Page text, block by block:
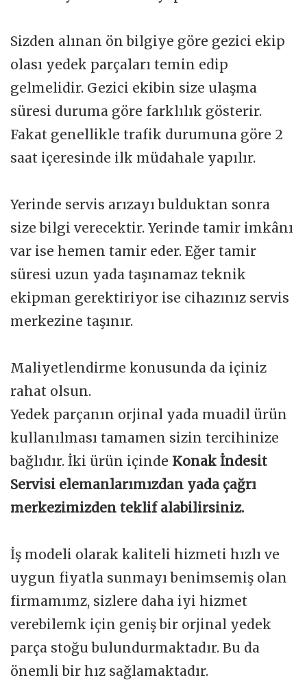
Sizden alınan ön bilgiye göre gezici ekip
olası yedek parçaları temin edip
gelmelidir. Gezici ekibin size ulaşma
süresi duruma göre farklılık gösterir.
Fakat genellikle trafik durumuna göre 2
saat içeresinde ilk müdahale yapılır.
Yerinde servis arızayı bulduktan sonra
size bilgi verecektir. Yerinde tamir imkânı
var ise hemen tamir eder. Eğer tamir
süresi uzun yada taşınamaz teknik
ekipman gerektiriyor ise cihazınız servis
merkezine taşınır.
Maliyetlendirme konusunda da içiniz
rahat olsun.
Yedek parçanın orjinal yada muadil ürün
kullanılması tamamen sizin tercihinize
bağlıdır. İki ürün içinde Konak İndesit
Servisi elemanlarımızdan yada çağrı
merkezimizden teklif alabilirsiniz.
İş modeli olarak kaliteli hizmeti hızlı ve
uygun fiyatla sunmayı benimsemiş olan
firmamımz, sizlere daha iyi hizmet
verebilemk için geniş bir orjinal yedek
parça stoğu bulundurmaktadır. Bu da
önemli bir hız sağlamaktadır.